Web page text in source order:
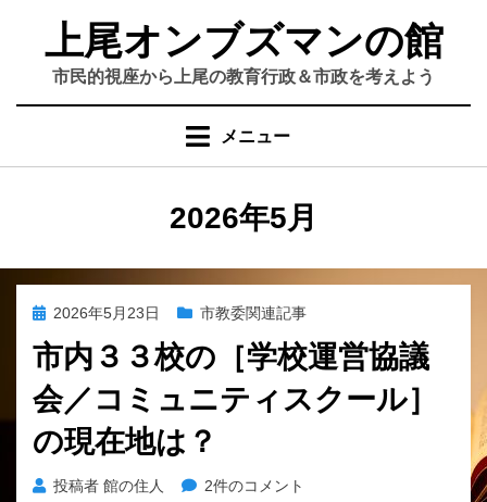
上尾オンブズマンの館
市民的視座から上尾の教育行政＆市政を考えよう
メニュー
月
:
2026年5月
投
日:
2026年5月23日 市教委関連記事
市内３３校の［学校運営協議
会／コミュニティスクール］
の現在地は？
投稿者 館の住人
市
2件のコメント